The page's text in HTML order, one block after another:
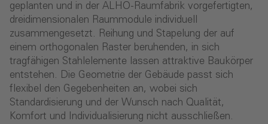
geplanten und in der ALHO-Raumfabrik vorgefertigten,
dreidimensionalen Raummodule individuell
zusammengesetzt. Reihung und Stapelung der auf
einem orthogonalen Raster beruhenden, in sich
tragfähigen Stahlelemente lassen attraktive Baukörper
entstehen. Die Geometrie der Gebäude passt sich
flexibel den Gegebenheiten an, wobei sich
Standardisierung und der Wunsch nach Qualität,
Komfort und Individualisierung nicht ausschließen.